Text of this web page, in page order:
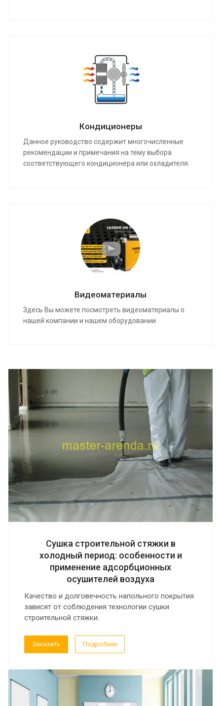
Кондиционеры
Данное руководство содержит многочисленные
рекомендации и примечания на тему выбора
соответствующего кондиционера или охладителя.
Видеоматериалы
Здесь Вы можете посмотреть видеоматериалы о
нашей компании и нашем оборудовании.
Сушка строительной стяжки в
холодный период: особенности и
применение адсорбционных
осушителей воздуха
Качество и долговечность напольного покрытия
зависят от соблюдения технологии сушки
строительной стяжки.
Заказать Подробнее